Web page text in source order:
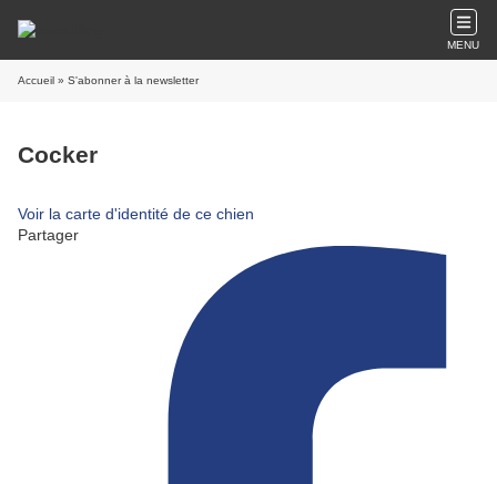
MENU
Accueil » S'abonner à la newsletter
Cocker
Voir la carte d'identité de ce chien
Partager